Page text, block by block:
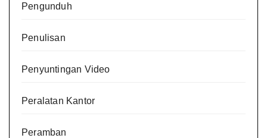
Pengunduh
Penulisan
Penyuntingan Video
Peralatan Kantor
Peramban